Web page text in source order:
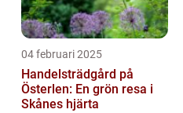
04 februari 2025
Handelsträdgård på
Österlen: En grön resa i
Skånes hjärta